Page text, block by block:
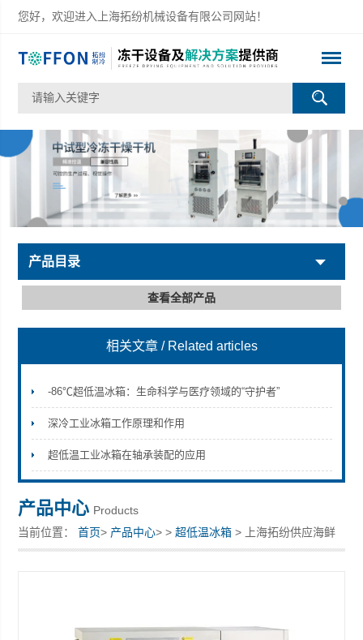
您好，欢迎进入上海拓纷机械设备有限公司网站！
上海拓纷机械设备有限公司
产品目录
查看全部产品
相关文章 / Related articles
-86℃超低温冰箱：生命科学与医疗领域的“守护者”
深冷工业冰箱工作原理和作用
超低温工业冰箱在轴承装配的应用
产品中心 Products
当前位置：首页> 产品中心> >超低温冰箱 > 上海拓纷供应海鲜
超低温冰箱